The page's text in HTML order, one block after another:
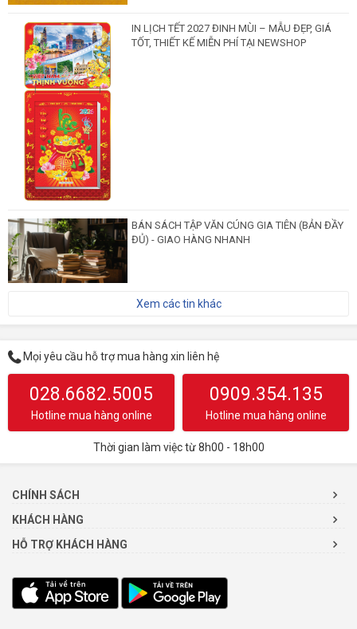
IN LỊCH TẾT 2027 ĐINH MÙI – MẪU ĐẸP, GIÁ
TỐT, THIẾT KẾ MIỄN PHÍ TẠI NEWSHOP
BÁN SÁCH TẬP VĂN CÚNG GIA TIÊN (BẢN ĐẦY
ĐỦ) - GIAO HÀNG NHANH
Xem các tin khác
Mọi yêu cầu hỗ trợ mua hàng xin liên hệ
028.6682.5005
Hotline mua hàng online
0909.354.135
Hotline mua hàng online
Thời gian làm việc từ 8h00 - 18h00
CHÍNH SÁCH
KHÁCH HÀNG
HỖ TRỢ KHÁCH HÀNG